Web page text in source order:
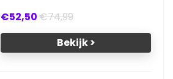
€52,50€74,99
Bekijk >